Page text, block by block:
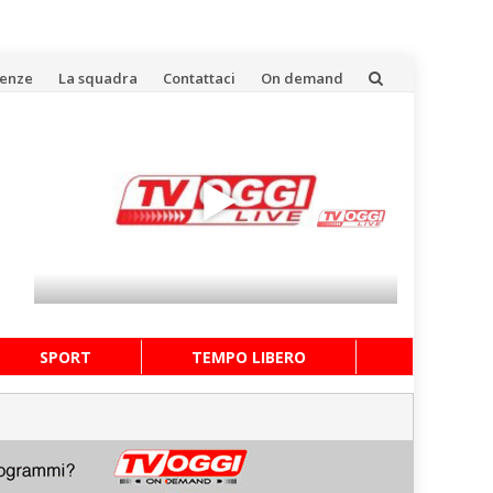
La squadra Contattaci On demand
SPORT TEMPO LIBERO